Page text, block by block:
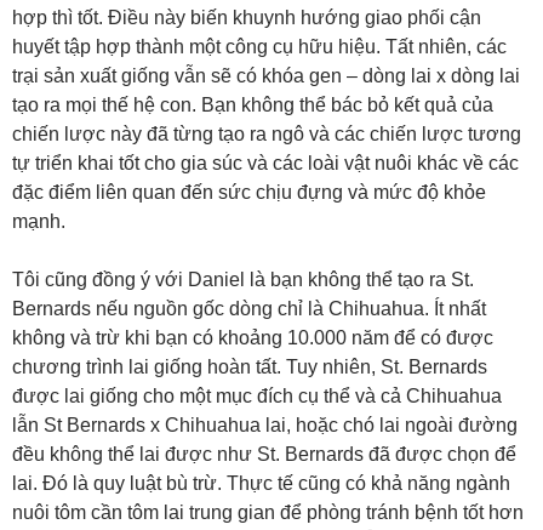
hợp thì tốt. Điều này biến khuynh hướng giao phối cận
huyết tập hợp thành một công cụ hữu hiệu. Tất nhiên, các
trại sản xuất giống vẫn sẽ có khóa gen – dòng lai x dòng lai
tạo ra mọi thế hệ con. Bạn không thể bác bỏ kết quả của
chiến lược này đã từng tạo ra ngô và các chiến lược tương
tự triển khai tốt cho gia súc và các loài vật nuôi khác về các
đặc điểm liên quan đến sức chịu đựng và mức độ khỏe
mạnh.
Tôi cũng đồng ý với Daniel là bạn không thể tạo ra St.
Bernards nếu nguồn gốc dòng chỉ là Chihuahua. Ít nhất
không và trừ khi bạn có khoảng 10.000 năm để có được
chương trình lai giống hoàn tất. Tuy nhiên, St. Bernards
được lai giống cho một mục đích cụ thể và cả Chihuahua
lẫn St Bernards x Chihuahua lai, hoặc chó lai ngoài đường
đều không thể lai được như St. Bernards đã được chọn để
lai. Đó là quy luật bù trừ. Thực tế cũng có khả năng ngành
nuôi tôm cần tôm lai trung gian để phòng tránh bệnh tốt hơn